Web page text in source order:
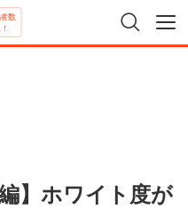
数
】ホワイト度が